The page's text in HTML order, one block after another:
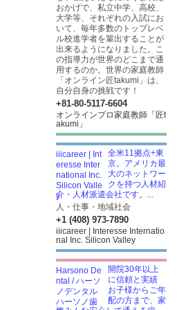
おかげで、私立中学、高校、
大学等、それぞれの入試にお
いて、毎年多数のトップレベ
ル校進学者を輩出することが
出来るようになりました。こ
の指導力が世界のどこまで通
用するのか。世界の家庭教師
「オンライン匠takumi」は、
自分自身の挑戦です！
+81-80-5117-6604
オンラインプロ家庭教師「匠t
akumi」
全米11拠点+東
京。アメリカ最
大のネットワー
クを持つ人材紹
介・人材派遣会社です。...
人・仕事・地域社会
+1 (408) 973-7890
iiicareer | Interesse Internatio
nal Inc. Silicon Valley
開院30年以上
に信頼と実績
お子様からご年
配の方まで、家